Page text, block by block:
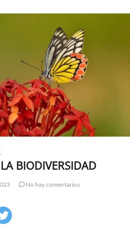
BIODIVERSIDAD
No hay comentarios